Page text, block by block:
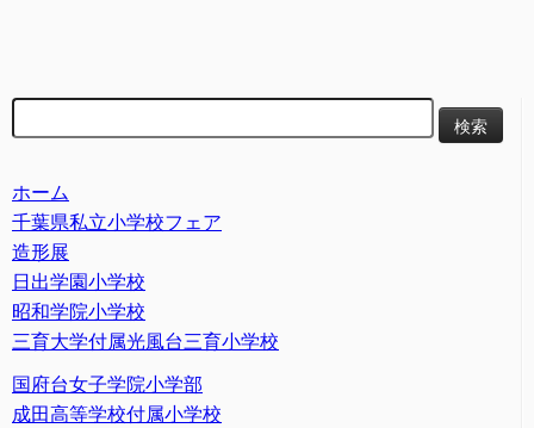
検
索:
ホーム
千葉県私立小学校フェア
造形展
日出学園小学校
昭和学院小学校
三育大学付属光風台三育小学校
国府台女子学院小学部
成田高等学校付属小学校